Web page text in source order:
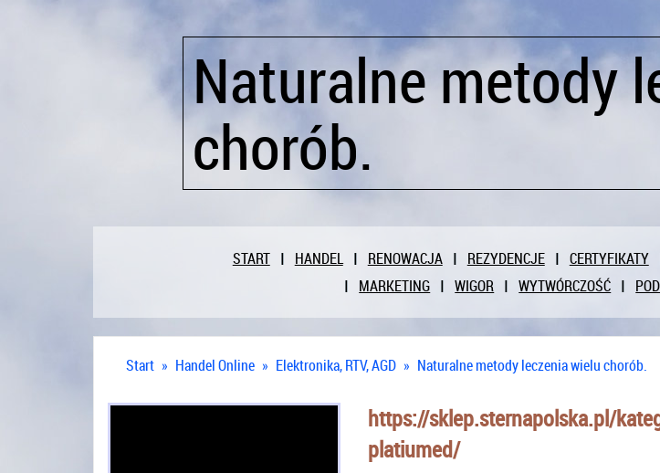
Naturalne metody
chorób.
START HANDEL RENOWACJA REZYDENCJE CERTYFIKATY
MARKETING
WIGOR WYTWÓRCZOŚĆ
Start » Handel Online » Elektronika, RTV, AGD » Naturalne metody leczenia wielu chorób.
https://sklep.sternapolska.pl/
platiumed/